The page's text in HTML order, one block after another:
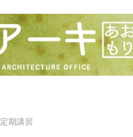
定期講習